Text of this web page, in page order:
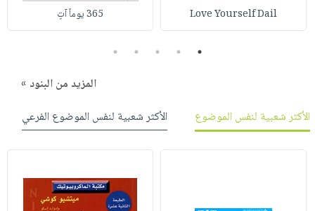
Love Yourself Dail 365 يوماً آتٍ
1
2
3
4
5
المزيد من البنود »
الأكثر شعبية لنفس الموضوع
الأكثر شعبية لنفس الموضوع الفرعي